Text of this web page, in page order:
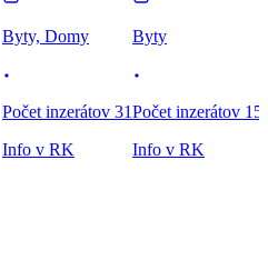
Byty, Domy
Počet inzerátov 31
Info v RK
Byty
Počet inzerátov 15
Info v RK